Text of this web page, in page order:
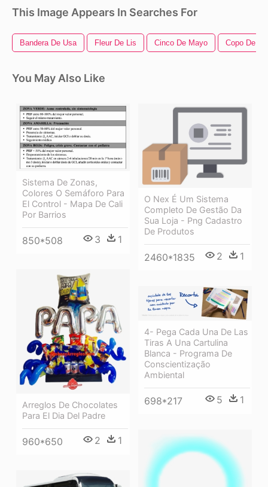
This Image Appears In Searches For
Bandera De Usa Fleur De Lis Cinco De Mayo Copo De
You May Also Like
Sistema De Zonas,
Colores O Semáforo Para
El Control - Mapa De Cali
Por Barrios
850*508 3 1
O Nex É Um Sistema
Completo De Gestão Da
Sua Loja - Png Cadastro
De Produtos
2460*1835 2 1
Arreglos De Chocolates
Para El Dia Del Padre
960*650 2 1
4- Pega Cada Una De Las
Tiras A Una Cartulina
Blanca - Programa De
Conscientização
Ambiental
698*217 5 1